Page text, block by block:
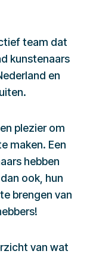
team dat
kunstenaars
en
plezier om
maken. Een
hebben
ook, hun
brengen van
van wat